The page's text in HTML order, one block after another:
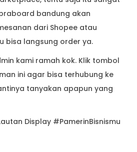
bandung akan
dari Shopee atau
bisa langsung order ya.
kami ramah kok. Klik tombol
ini agar bisa terhubung ke
tanyakan apapun yang
Display #PamerinBisnismu